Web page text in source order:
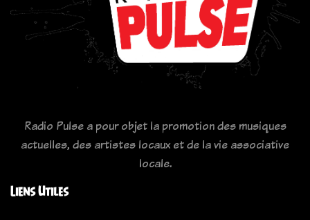
Radio Pulse a pour objet la promotion des musiques
actuelles, des artistes locaux et de la vie associative
locale.
Liens Utiles